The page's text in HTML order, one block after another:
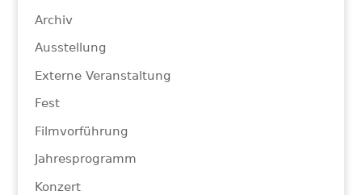
Archiv
Ausstellung
Externe Veranstaltung
Fest
Filmvorführung
Jahresprogramm
Konzert